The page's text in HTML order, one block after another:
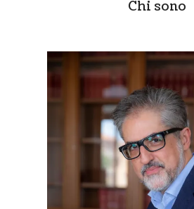
Chi sono